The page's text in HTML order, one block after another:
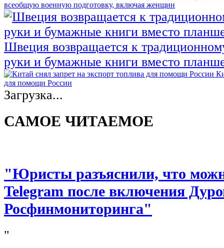
всеобщую военную подготовку, включая женщин
Швеция возвращается к
руки и бумажные книги вместо
для помощи России
Загрузка...
САМОЕ ЧИТАЕМОЕ
"Юристы разъяснили, что
Telegram после включения
Росфинмониторинга"
"